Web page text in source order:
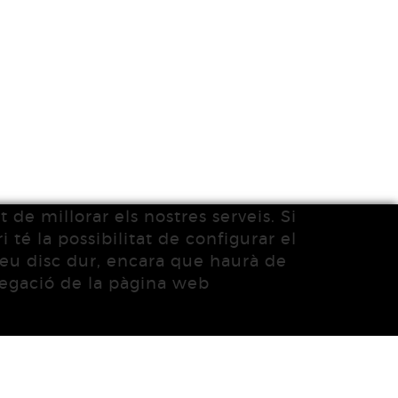
millorar els nostres serveis. Si
té la possibilitat de configurar el
disc dur, encara que haurà de
de la pàgina web